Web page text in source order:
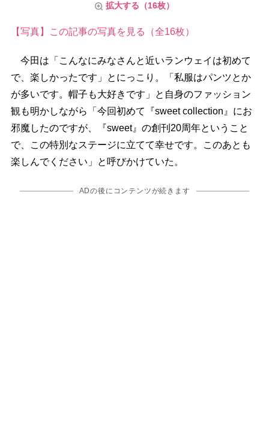
拡大する（16枚）
【写真】この記事の写真を見る（全16枚）
今田は「こんなにみなさんと近いランウェイは初めて
で、楽しかったです」とにっこり。「私服はパンツとか
が多いです。帽子も大好きです」と自身のファッション
観も明かしながら「今回初めて『sweet collection』にお
邪魔したのですが、『sweet』の創刊20周年ということ
で、この特別なステージに立てて幸せです。このあとも
楽しんでください」と呼びかけていた。
ADの後にコンテンツが続きます